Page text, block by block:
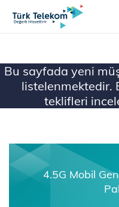
Bu sayfada yeni
listelenmektedir.
teklifleri
Ana Sayfa Mobil
4.5G Mobil